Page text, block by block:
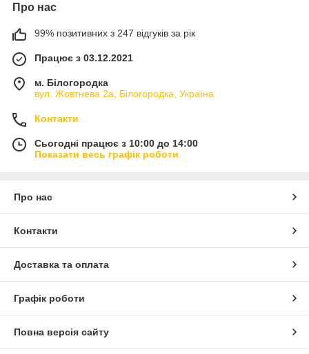
Про нас
99% позитивних з 247 відгуків за рік
Працює з 03.12.2021
м. Білогородка
вул. Жовтнева 2а, Білогородка, Україна
Контакти
Сьогодні працює з 10:00 до 14:00
Показати весь графік роботи
Про нас
Контакти
Доставка та оплата
Графік роботи
Повна версія сайту